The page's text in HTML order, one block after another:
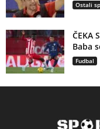
Ostali
ČEKA
Baba
Fudbal